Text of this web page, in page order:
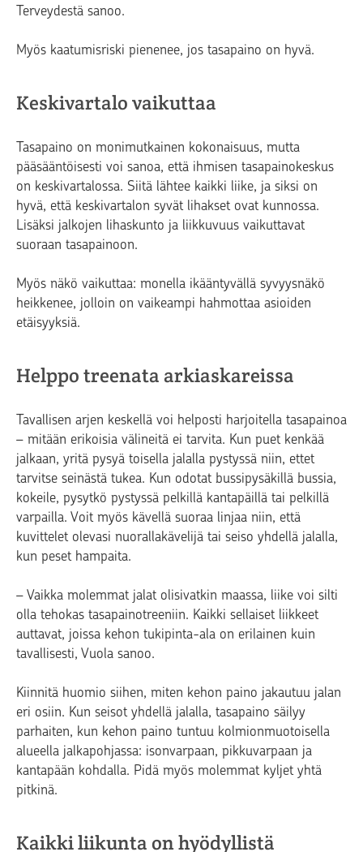
Terveydestä sanoo.
Myös kaatumisriski pienenee, jos tasapaino on hyvä.
Keskivartalo vaikuttaa
Tasapaino on monimutkainen kokonaisuus, mutta
pääsääntöisesti voi sanoa, että ihmisen tasapainokeskus
on keskivartalossa. Siitä lähtee kaikki liike, ja siksi on
hyvä, että keskivartalon syvät lihakset ovat kunnossa.
Lisäksi jalkojen lihaskunto ja liikkuvuus vaikuttavat
suoraan tasapainoon.
Myös näkö vaikuttaa: monella ikääntyvällä syvyysnäkö
heikkenee, jolloin on vaikeampi hahmottaa asioiden
etäisyyksiä.
Helppo treenata arkiaskareissa
Tavallisen arjen keskellä voi helposti harjoitella tasapainoa
– mitään erikoisia välineitä ei tarvita. Kun puet kenkää
jalkaan, yritä pysyä toisella jalalla pystyssä niin, ettet
tarvitse seinästä tukea. Kun odotat bussipysäkillä bussia,
kokeile, pysytkö pystyssä pelkillä kantapäillä tai pelkillä
varpailla. Voit myös kävellä suoraa linjaa niin, että
kuvittelet olevasi nuorallakävelijä tai seiso yhdellä jalalla,
kun peset hampaita.
– Vaikka molemmat jalat olisivatkin maassa, liike voi silti
olla tehokas tasapainotreeniin. Kaikki sellaiset liikkeet
auttavat, joissa kehon tukipinta-ala on erilainen kuin
tavallisesti, Vuola sanoo.
Kiinnitä huomio siihen, miten kehon paino jakautuu jalan
eri osiin. Kun seisot yhdellä jalalla, tasapaino säilyy
parhaiten, kun kehon paino tuntuu kolmionmuotoisella
alueella jalkapohjassa: isonvarpaan, pikkuvarpaan ja
kantapään kohdalla. Pidä myös molemmat kyljet yhtä
pitkinä.
Kaikki liikunta on hyödyllistä